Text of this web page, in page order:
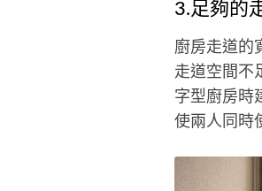
3.足夠的
廚房走道的
走道空間不
字型廚房時
使兩人同時